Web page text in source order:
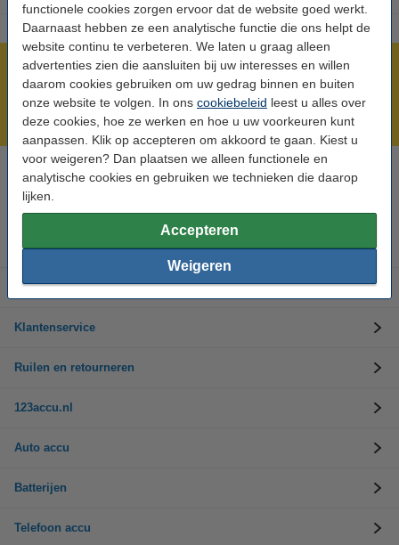
functionele cookies zorgen ervoor dat de website goed werkt.
Daarnaast hebben ze een analytische functie die ons helpt de
website continu te verbeteren. We laten u graag alleen
advertenties zien die aansluiten bij uw interesses en willen
daarom cookies gebruiken om uw gedrag binnen en buiten
onze website te volgen. In ons cookiebeleid leest u alles over
deze cookies, hoe ze werken en hoe u uw voorkeuren kunt
aanpassen. Klik op accepteren om akkoord te gaan. Kiest u
voor weigeren? Dan plaatsen we alleen functionele en
analytische cookies en gebruiken we technieken die daarop
lijken.
Accepteren
Weigeren
Meer dan 5 miljoen klanten!
Voor 23.59 uur besteld, morgen in huis!
Laagsteprijsgarantie!
Hulp nodig? Bel ons op 0294-787125
Accu's
Opladers
Klantenservice
Ruilen en retourneren
123accu.nl
Auto accu
Batterijen
Telefoon accu